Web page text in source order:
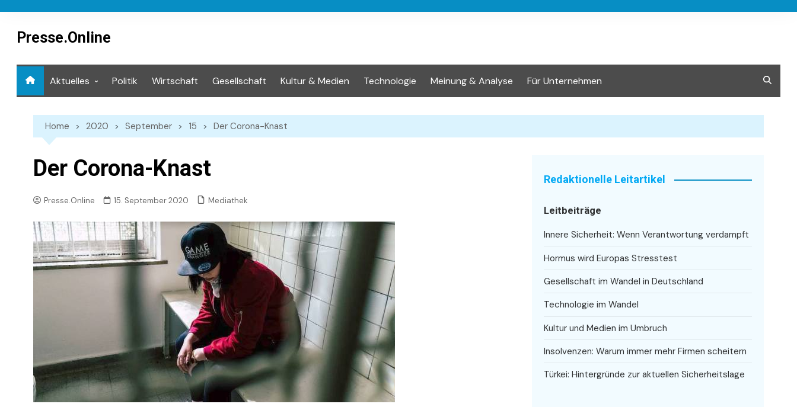
contentPresse.Online
Aktuelles Politik Wirtschaft Gesellschaft Kultur & Medien Technologie Meinung & Analyse Für Unternehmen
Home 2020 September 15 Der Corona-Knast
Der Corona-Knast
Presse.Online 15. September 2020 Mediathek
Redaktionelle Leitartikel
Leitbeiträge
Innere Sicherheit: Wenn Verantwortung verdampft
Hormus wird Europas Stresstest
Gesellschaft im Wandel in Deutschland
Technologie im Wandel
Kultur und Medien im Umbruch
Insolvenzen: Warum immer mehr Firmen scheitern
Türkei: Hintergründe zur aktuellen Sicherheitslage